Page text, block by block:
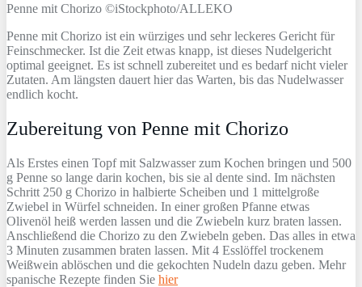
Penne mit Chorizo ©iStockphoto/ALLEKO
Penne mit Chorizo ist ein würziges und sehr leckeres Gericht für
Feinschmecker. Ist die Zeit etwas knapp, ist dieses Nudelgericht
optimal geeignet. Es ist schnell zubereitet und es bedarf nicht vieler
Zutaten. Am längsten dauert hier das Warten, bis das Nudelwasser
endlich kocht.
Zubereitung von Penne mit Chorizo
Als Erstes einen Topf mit Salzwasser zum Kochen bringen und 500
g Penne so lange darin kochen, bis sie al dente sind. Im nächsten
Schritt 250 g Chorizo in halbierte Scheiben und 1 mittelgroße
Zwiebel in Würfel schneiden. In einer großen Pfanne etwas
Olivenöl heiß werden lassen und die Zwiebeln kurz braten lassen.
Anschließend die Chorizo zu den Zwiebeln geben. Das alles in etwa
3 Minuten zusammen braten lassen. Mit 4 Esslöffel trockenem
Weißwein ablöschen und die gekochten Nudeln dazu geben. Mehr
spanische Rezepte finden Sie hier